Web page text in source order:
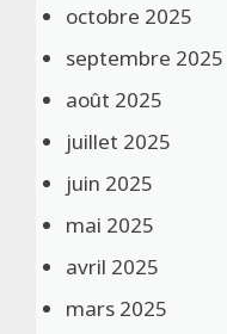
octobre 2025
septembre 2025
août 2025
juillet 2025
juin 2025
mai 2025
avril 2025
mars 2025